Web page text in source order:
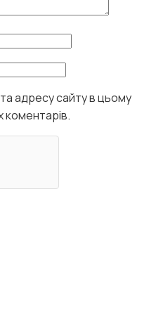
адресу сайту в цьому
коментарів.